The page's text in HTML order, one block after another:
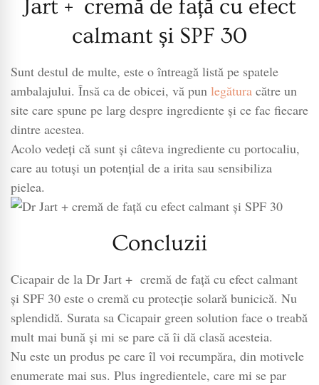
Jart + cremă de față cu efect
calmant și SPF 30
Sunt destul de multe, este o întreagă listă pe spatele
ambalajului. Însă ca de obicei, vă pun legătura către un
site care spune pe larg despre ingrediente și ce fac fiecare
dintre acestea.
Acolo vedeți că sunt și câteva ingrediente cu portocaliu,
care au totuși un potențial de a irita sau sensibiliza
pielea.
Concluzii
Cicapair de la Dr Jart + cremă de față cu efect calmant
și SPF 30 este o cremă cu protecție solară bunicică. Nu
splendidă. Surata sa Cicapair green solution face o treabă
mult mai bună și mi se pare că îi dă clasă acesteia.
Nu este un produs pe care îl voi recumpăra, din motivele
enumerate mai sus. Plus ingredientele, care mi se par